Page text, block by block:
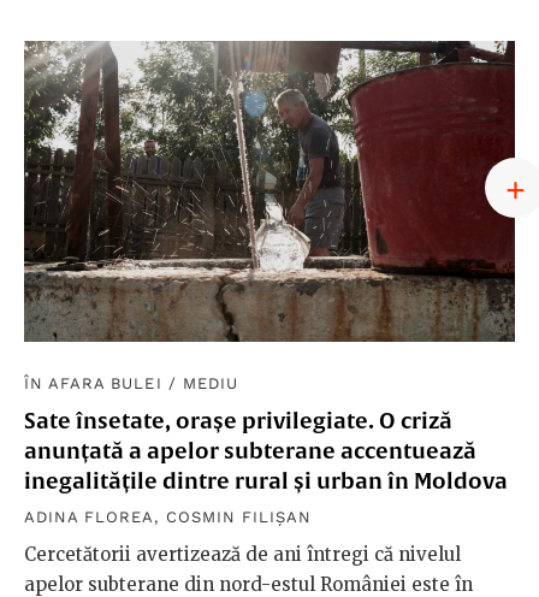
ÎN AFARA BULEI / MEDIU
Sate însetate, orașe privilegiate. O criză
anunțată a apelor subterane accentuează
inegalitățile dintre rural și urban în Moldova
ADINA FLOREA , COSMIN FILIȘAN
Cercetătorii avertizează de ani întregi că nivelul
apelor subterane din nord-estul României este în